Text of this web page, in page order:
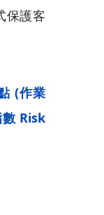
保護客
(作業
Risk